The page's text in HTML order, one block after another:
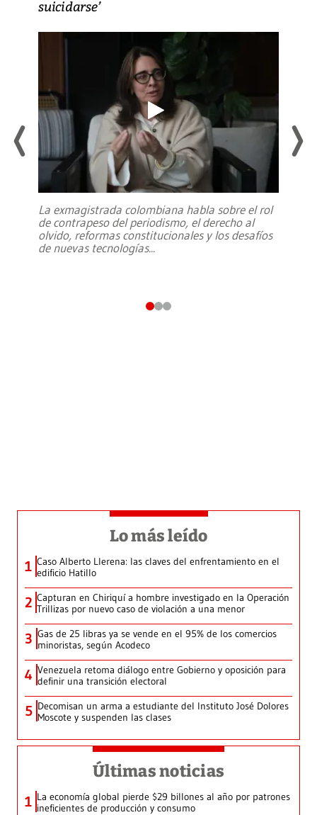
suicidarse’
La exmagistrada colombiana habla sobre el rol
de contrapeso del periodismo, el derecho al
olvido, reformas constitucionales y los desafíos
de nuevas tecnologías...
Lo más leído
1 Caso Alberto Llerena: las claves del enfrentamiento en el
edificio Hatillo
2 Capturan en Chiriquí a hombre investigado en la Operación
Trillizas por nuevo caso de violación a una menor
3 Gas de 25 libras ya se vende en el 95% de los comercios
minoristas, según Acodeco
4 Venezuela retoma diálogo entre Gobierno y oposición para
definir una transición electoral
5 Decomisan un arma a estudiante del Instituto José Dolores
Moscote y suspenden las clases
Últimas noticias
1 La economía global pierde $29 billones al año por patrones
ineficientes de producción y consumo